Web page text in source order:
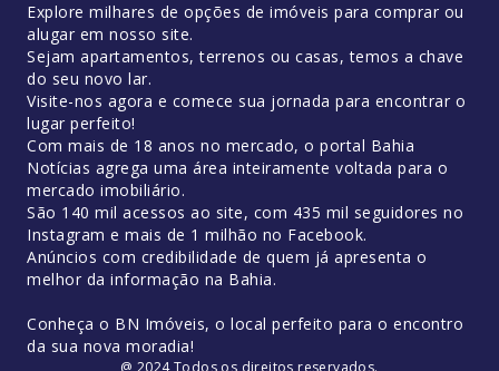
Explore milhares de opções de imóveis para comprar ou
alugar em nosso site.
Sejam apartamentos, terrenos ou casas, temos a chave
do seu novo lar.
Visite-nos agora e comece sua jornada para encontrar o
lugar perfeito!
Com mais de 18 anos no mercado, o portal Bahia
Notícias agrega uma área inteiramente voltada para o
mercado imobiliário.
São 140 mil acessos ao site, com 435 mil seguidores no
Instagram e mais de 1 milhão no Facebook.
Anúncios com credibilidade de quem já apresenta o
melhor da informação na Bahia.
Conheça o BN Imóveis, o local perfeito para o encontro
da sua nova moradia!
@ 2024 Todos os direitos reservados.